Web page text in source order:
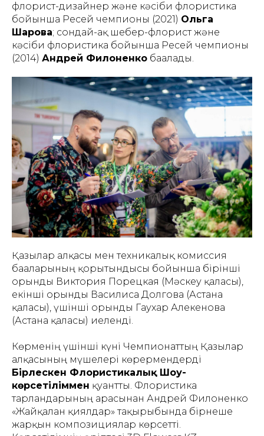
флорист-дизайнер және кәсіби флористика
бойынша Ресей чемпионы (2021) Ольга
Шарова; сондай-ақ шебер-флорист және
кәсіби флористика бойынша Ресей чемпионы
(2014) Андрей Филоненко бағалады.
Қазылар алқасы мен техникалық комиссия
бағаларының қорытындысы бойынша бірінші
орынды Виктория Порецкая (Мәскеу қаласы),
екінші орынды Василиса Долгова (Астана
қаласы), үшінші орынды Гаухар Алекенова
(Астана қаласы) иеленді.
Көрменің үшінші күні Чемпионаттың Қазылар
алқасының мүшелері көрермендерді
Бірлескен Флористикалық Шоу-
көрсетіліммен қуантты. Флористика
тарландарының арасынан Андрей Филоненко
«Жайқалған қиялдар» тақырыбында бірнеше
жарқын композициялар көрсетті.